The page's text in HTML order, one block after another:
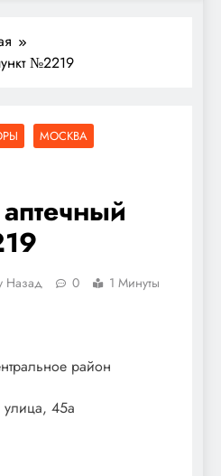
№2219
МОСКВА
Назад 0 1 Минуты
район
улица, 45а